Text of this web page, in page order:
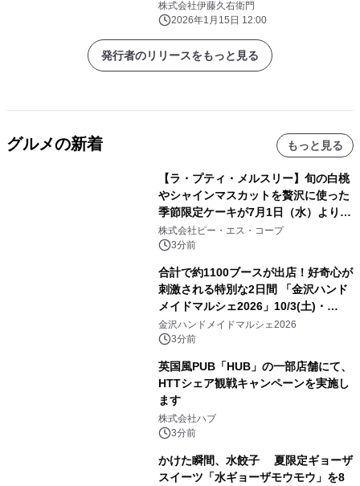
株式会社伊藤久右衛門
2026年1月15日 12:00
発行者のリリースをもっと見る
グルメの新着 もっと見る
【ラ・プティ・メルスリー】旬の白桃
やシャインマスカットを贅沢に使った
季節限定ケーキが7月1日（水）より順
次登場！
株式会社ピー・エス・コープ
3分前
合計で約1100ブースが出店！好奇心が
刺激される特別な2日間 「金沢ハンド
メイドマルシェ2026」10/3(土)・
10/4(日)開催
金沢ハンドメイドマルシェ2026
3分前
英国風PUB「HUB」の一部店舗にて、
HTTシェア観戦キャンペーンを実施し
ます
株式会社ハブ
3分前
かけた瞬間、水餃子 夏限定ギョーザ
スイーツ「水ギョーザモウモウ」を8